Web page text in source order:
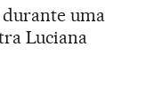
uma
Luciana